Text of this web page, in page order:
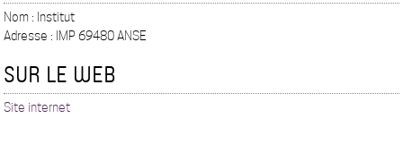
Nom : Institut
Adresse : IMP 69480 ANSE
SUR LE WEB
Site internet